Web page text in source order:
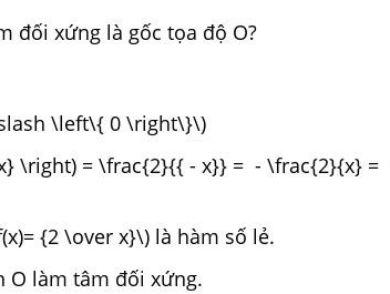
đối xứng là gốc tọa độ O?
\left\{ 0 \right\}\)
\right) = \frac{2}{{ - x}} = - \frac{2}{x} =
{2 \over x}\) là hàm số lẻ.
O làm tâm đối xứng.